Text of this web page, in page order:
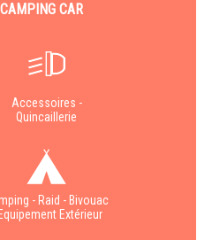
CAR
Accessoires -
Quincaillerie
- Raid - Bivouac
Extérieur